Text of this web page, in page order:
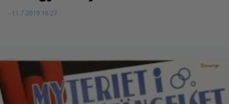
- 11.7.2019 16:27